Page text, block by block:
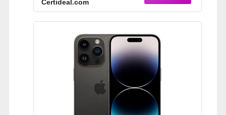
Certideal.com